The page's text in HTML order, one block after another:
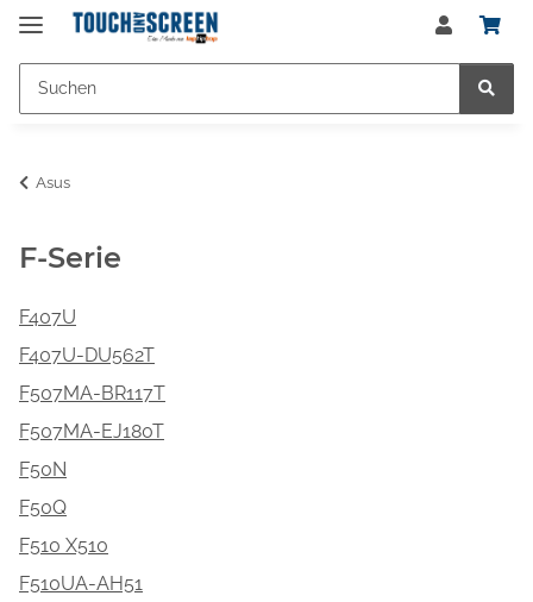
Asus
F-Serie
F407U
F407U-DU562T
F507MA-BR117T
F507MA-EJ180T
F50N
F50Q
F510 X510
F510UA-AH51